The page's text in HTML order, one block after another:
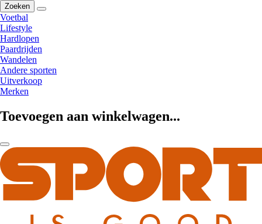
Zoeken
Voetbal
Lifestyle
Hardlopen
Paardrijden
Wandelen
Andere sporten
Uitverkoop
Merken
Toevoegen aan winkelwagen...